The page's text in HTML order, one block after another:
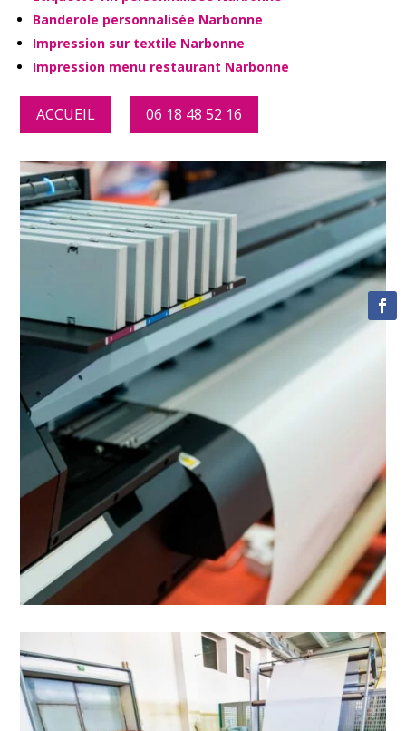
Banderole personnalisée Narbonne
Impression sur textile Narbonne
Impression menu restaurant Narbonne
ACCUEIL 06 18 48 52 16